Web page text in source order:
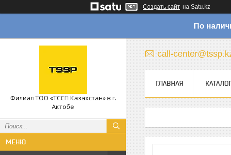
Создать сайт на Satu.kz
По
Филиал ТОО «ТССП Казахстан» в г.
Актобе
call-
ГЛАВНАЯ